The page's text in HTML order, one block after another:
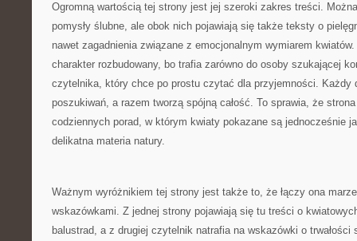
Ogromną wartością tej strony jest jej szeroki zakres treści.
pomysły ślubne, ale obok nich pojawiają się także teksty o
nawet zagadnienia związane z emocjonalnym wymiarem
charakter rozbudowany, bo trafia zarówno do osoby szukającej
czytelnika, który chce po prostu czytać dla przyjemności. Każdy
poszukiwań, a razem tworzą spójną całość. To sprawia, że strona
codziennych porad, w którym kwiaty pokazane są jednocześnie
delikatna materia natury.
Ważnym wyróżnikiem tej strony jest także to, że łączy ona
wskazówkami. Z jednej strony pojawiają się tu treści o
balustrad, a z drugiej czytelnik natrafia na wskazówki o